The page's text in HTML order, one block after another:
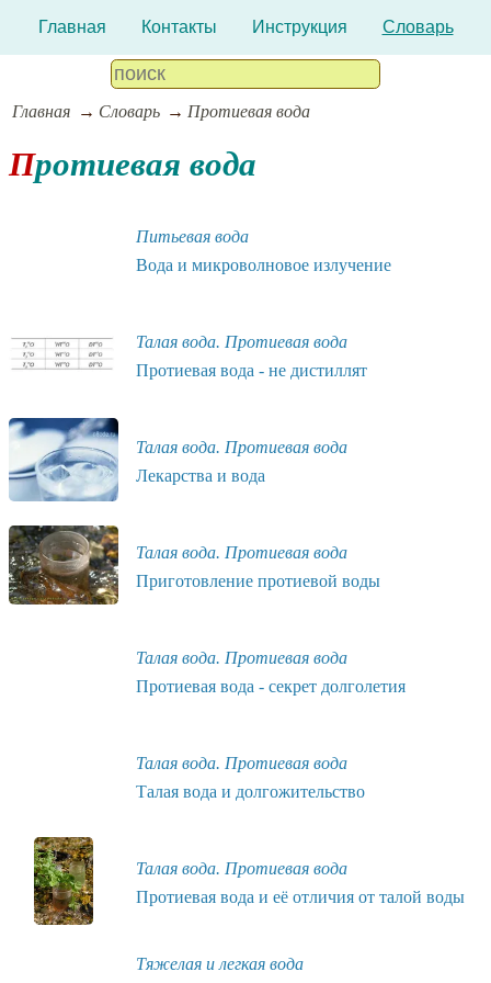
Главная Контакты Инструкция Словарь
Главная Словарь Протиевая вода
Протиевая вода
Питьевая вода
Вода и микроволновое излучение
Талая вода. Протиевая вода
Протиевая вода - не дистиллят
Талая вода. Протиевая вода
Лекарства и вода
Талая вода. Протиевая вода
Приготовление протиевой воды
Талая вода. Протиевая вода
Протиевая вода - секрет долголетия
Талая вода. Протиевая вода
Талая вода и долгожительство
Талая вода. Протиевая вода
Протиевая вода и её отличия от талой воды
Тяжелая и легкая вода